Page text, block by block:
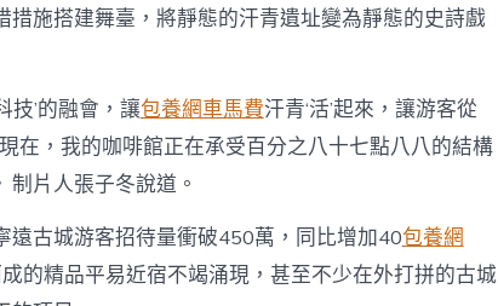
施搭建舞臺，將靜態的汗青遺址變為靜態的史詩戲
技’的融會，讓包養網車馬費汗青‘活’起來，讓游客從
在，我的咖啡館正在承受百分之八十七點八八的結構
片人張子冬說道。
遠古城游客招待量衝破450萬，同比增加40包養網
的精品平易近宿不竭涌現，甚至不少在外打拼的古城